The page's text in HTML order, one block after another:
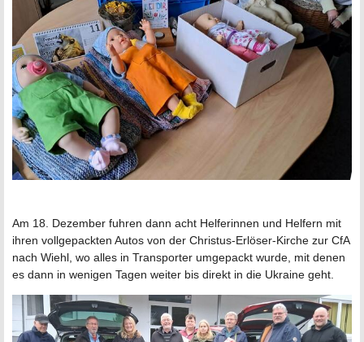
Am 18. Dezember fuhren dann acht Helferinnen und Helfern mit
ihren vollgepackten Autos von der Christus-Erlöser-Kirche zur CfA
nach Wiehl, wo alles in Transporter umgepackt wurde, mit denen
es dann in wenigen Tagen weiter bis direkt in die Ukraine geht.